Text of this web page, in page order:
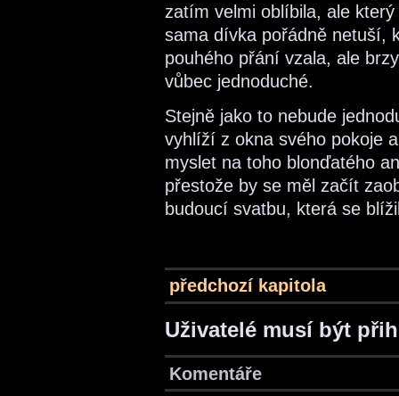
zatím velmi oblíbila, ale
sama dívka pořádně netuší,
pouhého přání vzala, ale
vůbec jednoduché.
Stejně jako to nebude
vyhlíží z okna svého pokoje
myslet na toho blonďatého
přestože by se měl začít
budoucí svatbu, která se
předchozí kapitola
Uživatelé musí být
Komentáře